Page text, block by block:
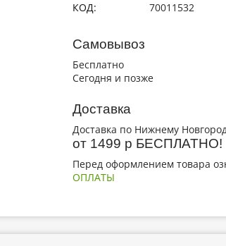
КОД: 70011532
Самовывоз
Бесплатно
Сегодня и позже
Доставка
Доставка по Нижнему
от 1499 р БЕСПЛАТНО!
Перед оформлением товара
ОПЛАТЫ